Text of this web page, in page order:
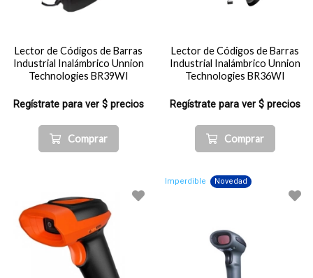
Lector de Códigos de Barras
Industrial Inalámbrico Unnion
Technologies BR39WI
Regístrate para ver $ precios
Comprar
Lector de Códigos de Barras
Industrial Inalámbrico Unnion
Technologies BR36WI
Regístrate para ver $ precios
Comprar
Imperdible Novedad